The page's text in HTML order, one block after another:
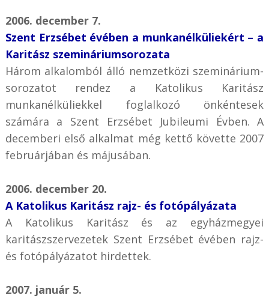
2006. december 7.
Szent Erzsébet évében a munkanélküliekért – a
Karitász szemináriumsorozata
Három alkalomból álló nemzetközi szeminárium-
sorozatot rendez a Katolikus Karitász
munkanélküliekkel foglalkozó önkéntesek
számára a Szent Erzsébet Jubileumi Évben. A
decemberi első alkalmat még kettő követte 2007
februárjában és májusában.
2006. december 20.
A Katolikus Karitász rajz- és fotópályázata
A Katolikus Karitász és az egyházmegyei
karitászszervezetek Szent Erzsébet évében rajz-
és fotópályázatot hirdettek.
2007. január 5.